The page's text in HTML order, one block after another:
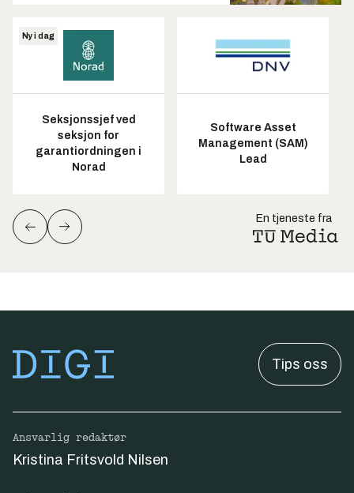
Ny i dag
Seksjonssjef ved
seksjon for
garantiordningen i
Norad
Software Asset
Management (SAM)
Lead
En tjeneste fra
Tips oss
Ansvarlig redaktør
Kristina Fritsvold Nilsen